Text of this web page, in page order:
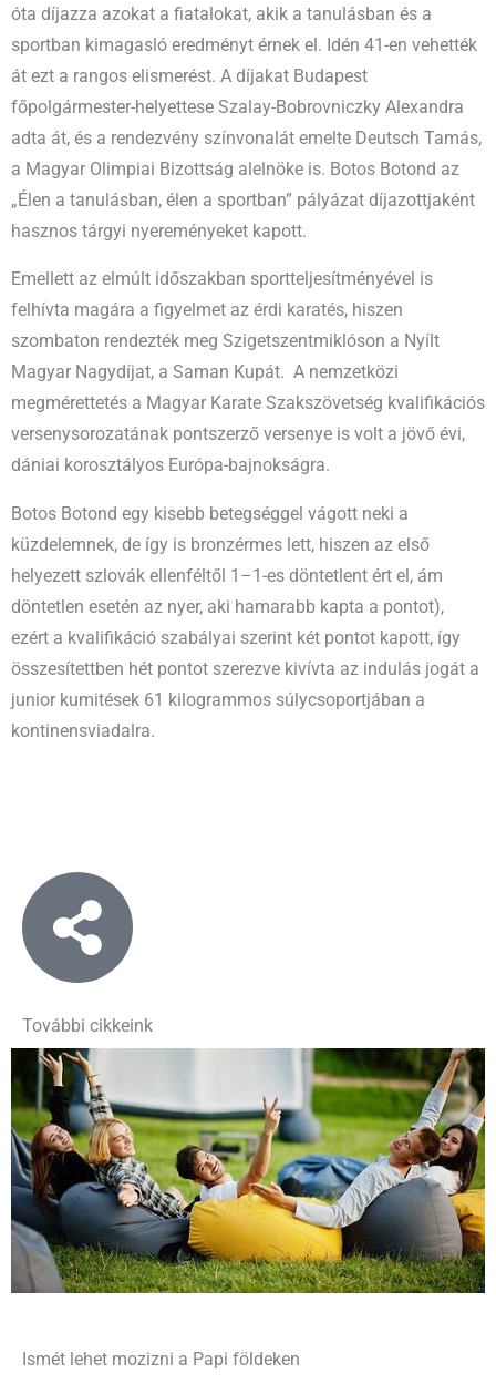
óta díjazza azokat a fiatalokat, akik a tanulásban és a
sportban kimagasló eredményt érnek el. Idén 41-en vehették
át ezt a rangos elismerést. A díjakat Budapest
főpolgármester-helyettese Szalay-Bobrovniczky Alexandra
adta át, és a rendezvény színvonalát emelte Deutsch Tamás,
a Magyar Olimpiai Bizottság alelnöke is. Botos Botond az
„Élen a tanulásban, élen a sportban” pályázat díjazottjaként
hasznos tárgyi nyereményeket kapott.
Emellett az elmúlt időszakban sportteljesítményével is
felhívta magára a figyelmet az érdi karatés, hiszen
szombaton rendezték meg Szigetszentmiklóson a Nyílt
Magyar Nagydíjat, a Saman Kupát. A nemzetközi
megmérettetés a Magyar Karate Szakszövetség kvalifikációs
versenysorozatának pontszerző versenye is volt a jövő évi,
dániai korosztályos Európa-bajnokságra.
Botos Botond egy kisebb betegséggel vágott neki a
küzdelemnek, de így is bronzérmes lett, hiszen az első
helyezett szlovák ellenféltől 1–1-es döntetlent ért el, ám
döntetlen esetén az nyer, aki hamarabb kapta a pontot),
ezért a kvalifikáció szabályai szerint két pontot kapott, így
összesítettben hét pontot szerezve kivívta az indulás jogát a
junior kumitések 61 kilogrammos súlycsoportjában a
kontinensviadalra.
További cikkeink
Ismét lehet mozizni a Papi földeken